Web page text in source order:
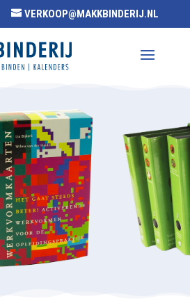
VERKOOP@MAKKBINDERIJ.NL